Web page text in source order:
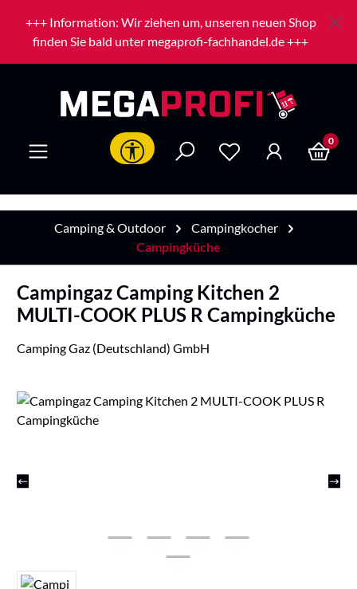
Zum Hauptinhalt springen
+++ Information: Wir ziehen um, unseren neuen Shop
finden Sie bald unter megaprofi-fachhandel.de +++
Werkzeugleiste anzeigen 0
Camping & Outdoor
Campingkocher
Campingküche
Campingaz Camping Kitchen 2
MULTI-COOK PLUS R Campingküche
Camping Gaz (Deutschland) GmbH
Bildergalerie überspringen